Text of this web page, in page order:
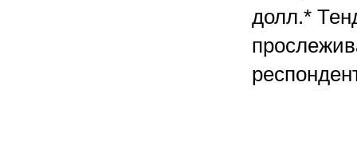
долл.*